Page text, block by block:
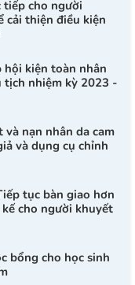
cho người
cải thiện điều kiện
hội kiện toàn nhân
tịch nhiệm kỳ 2023 -
nạn nhân da cam
và dụng cụ chỉnh
tục bàn giao hơn
cho người khuyết
bổng cho học sinh